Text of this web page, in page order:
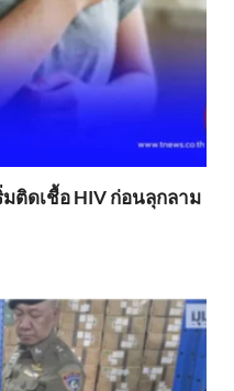
ติดเชื้อ HIV ก่อนลุกลาม